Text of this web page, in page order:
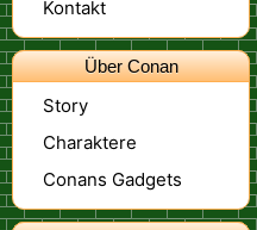
Kontakt
Über Conan
Story
Charaktere
Conans Gadgets